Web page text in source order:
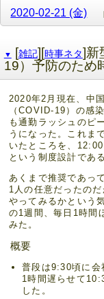
2020-02-21 (金)
▼ [雑記][時事ネタ]新
19）予防のため
2020年2月現在、中
（COVID-19）の感
も通勤ラッシュのピ
うになった。これま
いたところを、
という制度設計である
あくまで推奨であっ
1人の任意だったの
やってみるかという
の1週間、毎日1時間
みた。
概要
普段は9:30頃に会
1時間遅らせて
した。